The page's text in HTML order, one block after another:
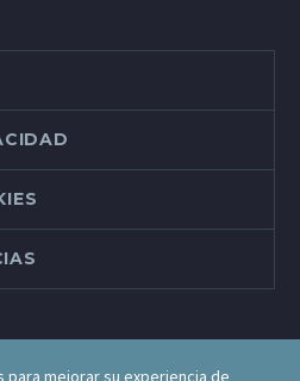
mejorar su experiencia de